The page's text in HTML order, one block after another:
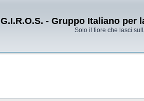
G.I.R.O.S. - Gruppo Italiano per
Solo il fiore che lasci